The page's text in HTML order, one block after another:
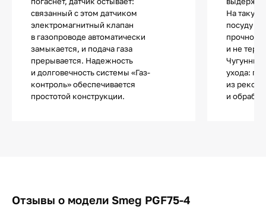
связанный с этом датчиком
электромагнитный клапан
в газопроводе автоматически
замыкается, и подача газа
прерывается. Надежность
и долговечность системы «Газ-
контроль» обеспечивается
простотой конструкции.
На такую
посуду
и не
Чугунные
ухода:
из
и
Отзывы о модели Smeg PGF75-4